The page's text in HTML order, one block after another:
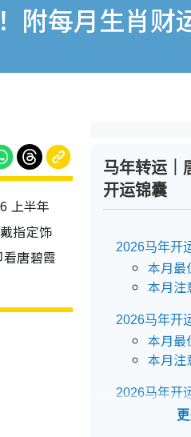
附每月生肖财
上半年
指定饰
唐碧霞
马年转运｜
开运锦囊
2026马年开
本月最
本月注
2026马年开
本月最
本月注
2026马年开
本月